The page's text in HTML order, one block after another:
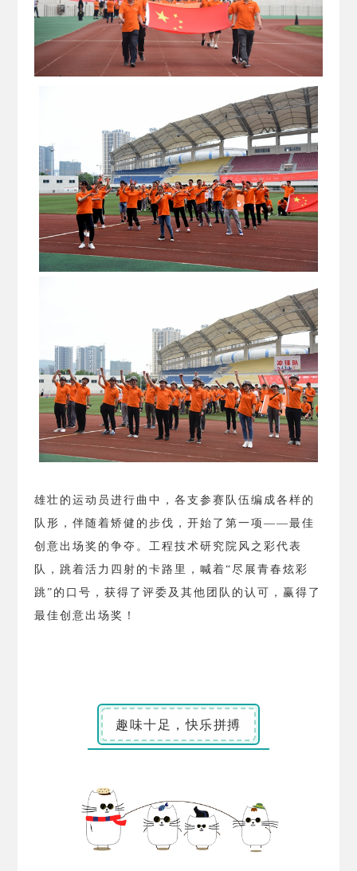
雄壮的运动员进行曲中，各支参赛队伍编成各样的
队形，伴随着矫健的步伐，开始了第一项——最佳
创意出场奖的争夺。工程技术研究院风之彩代表
队，跳着活力四射的卡路里，喊着“尽展青春炫彩
跳”的口号，获得了评委及其他团队的认可，赢得了
最佳创意出场奖！
趣味十足，快乐拼搏